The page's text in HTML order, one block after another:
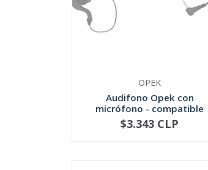
OPEK
Audifono Opek con
micrófono - compatible
Motorola
NOT AVAILABLE
$3.343 CLP